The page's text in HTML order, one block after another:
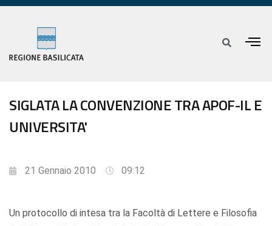
SIGLATA LA CONVENZIONE TRA APOF-IL E
UNIVERSITA'
21 Gennaio 2010 09:12
Un protocollo di intesa tra la Facoltà di Lettere e Filosofia